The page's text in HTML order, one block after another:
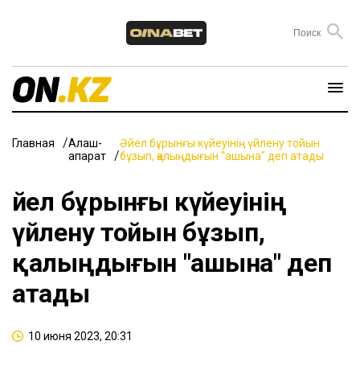
Главная
Алаш-
ақпарат
Әйел бұрынғы күйеуінің үйлену тойын
бұзып, қалыңдығын "ашына" деп атады
Әйел бұрынғы күйеуінің
үйлену тойын бұзып,
қалыңдығын "ашына" деп
атады
10 июня 2023, 20:31